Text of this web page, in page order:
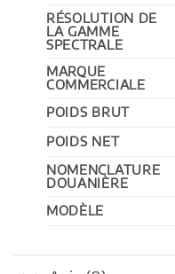
RÉSOLUTION DE
LA GAMME
SPECTRALE
MARQUE
COMMERCIALE
POIDS BRUT
POIDS NET
NOMENCLATURE
DOUANIÈRE
MODÈLE